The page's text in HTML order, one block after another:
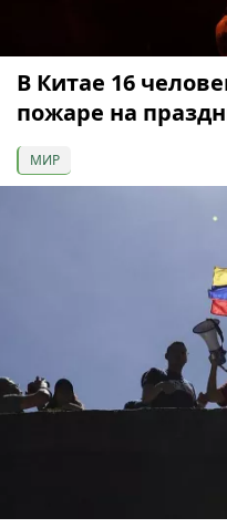
В Китае 16
пожаре на
МИР